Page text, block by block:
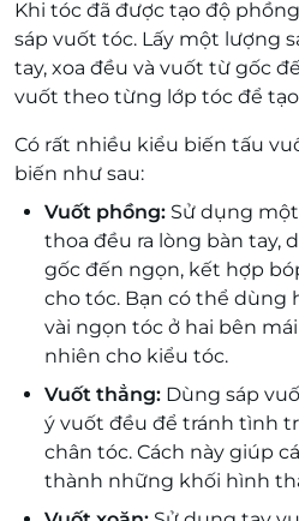
Khi tóc đã được tạo độ
sáp vuốt tóc. Lấy một lượng
tay, xoa đều và vuốt từ gốc
vuốt theo từng lớp tóc để
Có rất nhiều kiểu biến tấu
biến như sau:
Vuốt phồng: Sử dụng
thoa đều ra lòng bàn tay,
gốc đến ngọn, kết hợp
cho tóc. Bạn có thể dùng
vài ngọn tóc ở hai bên
nhiên cho kiểu tóc.
Vuốt thẳng: Dùng sáp
ý vuốt đều để tránh tình
chân tóc. Cách này giúp
thành những khối hình